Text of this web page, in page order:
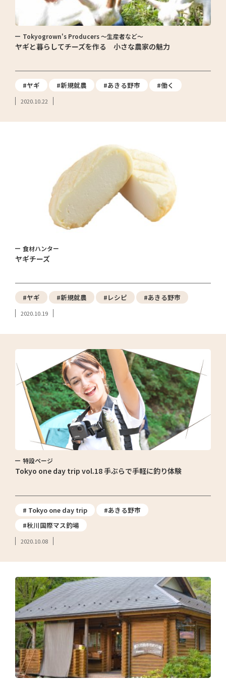
Tokyogrown's Producers ～生産者など～
ヤギと暮らしてチーズを作る 小さな農家の魅力
#ヤギ #新規就農 #あきる野市 #働く
2020.10.22
食材ハンター
ヤギチーズ
#ヤギ #新規就農 #レシピ #あきる野市
2020.10.19
特設ページ
Tokyo one day trip vol.18 手ぶらで手軽に釣り体験
# Tokyo one day trip
#あきる野市
#秋川国際マス釣場
2020.10.08